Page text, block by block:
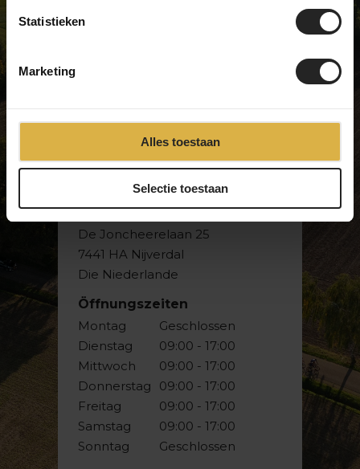
Statistieken
Marketing
Alles toestaan
Selectie toestaan
Fahrradgeschäfte ... und darauf sind
einzigartige Modelle und haben eine
überzeuge dich selbst!
BikeSuperior
De Joncheerelaan 25
7441 HA Nijverdal
Die Niederlande
Öffnungszeiten
Montag
Dienstag
Mittwoch
Donnerstag
Freitag
Samstag
Sonntag
Geschlossen
09:00 - 17:00
09:00 - 17:00
09:00 - 17:00
09:00 - 17:00
09:00 - 17:00
Geschlossen